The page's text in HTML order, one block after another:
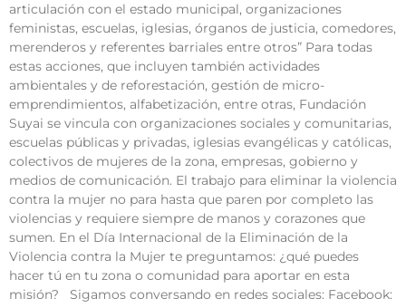
articulación con el estado municipal, organizaciones
feministas, escuelas, iglesias, órganos de justicia, comedores,
merenderos y referentes barriales entre otros” Para todas
estas acciones, que incluyen también actividades
ambientales y de reforestación, gestión de micro-
emprendimientos, alfabetización, entre otras, Fundación
Suyai se vincula con organizaciones sociales y comunitarias,
escuelas públicas y privadas, iglesias evangélicas y católicas,
colectivos de mujeres de la zona, empresas, gobierno y
medios de comunicación. El trabajo para eliminar la violencia
contra la mujer no para hasta que paren por completo las
violencias y requiere siempre de manos y corazones que
sumen. En el Día Internacional de la Eliminación de la
Violencia contra la Mujer te preguntamos: ¿qué puedes
hacer tú en tu zona o comunidad para aportar en esta
misión? Sigamos conversando en redes sociales: Facebook: